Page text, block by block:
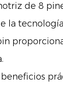
de 8
la